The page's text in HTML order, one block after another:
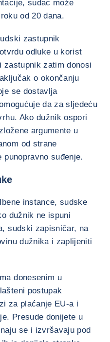
sudac može
od 20 dana.
zastupnik
odluke u korist
zastupnik zatim donosi
o okončanju
se dostavlja
da za sljedeću
Ako dužnik ospori
argumente u
od strane
suđenje.
instance, sudske
dužnik ne ispuni
sudski zapisničar, na
dužnika i zaplijeniti
donesenim u
postupak
za plaćanje EU-a i
Presude donijete u
se i izvršavaju pod